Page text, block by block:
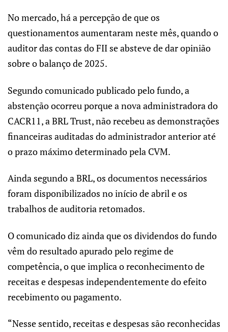
No mercado, há a percepção de que os
questionamentos aumentaram neste mês, quando o
auditor das contas do FII se absteve de dar opinião
sobre o balanço de 2025.
Segundo comunicado publicado pelo fundo, a
abstenção ocorreu porque a nova administradora do
CACR11, a BRL Trust, não recebeu as demonstrações
financeiras auditadas do administrador anterior até
o prazo máximo determinado pela CVM.
Ainda segundo a BRL, os documentos necessários
foram disponibilizados no início de abril e os
trabalhos de auditoria retomados.
O comunicado diz ainda que os dividendos do fundo
vêm do resultado apurado pelo regime de
competência, o que implica o reconhecimento de
receitas e despesas independentemente do efeito
recebimento ou pagamento.
“Nesse sentido, receitas e despesas são reconhecidas